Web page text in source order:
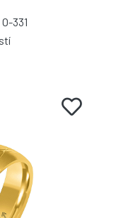
331